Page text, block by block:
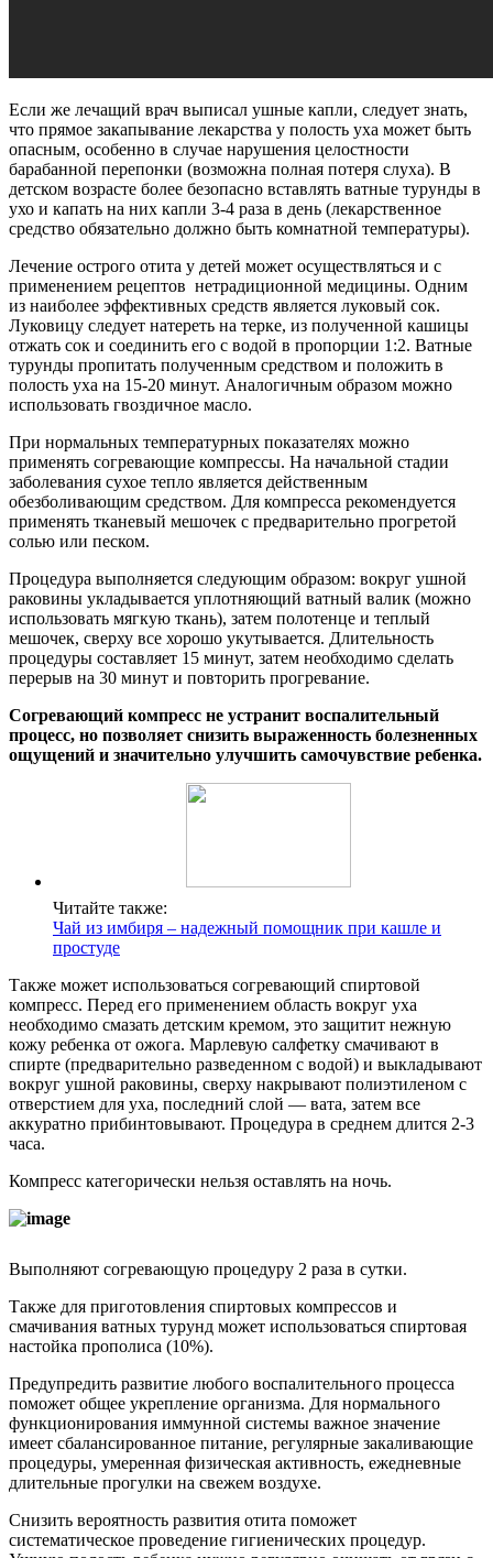
Если же лечащий врач выписал ушные капли, следует знать,
что прямое закапывание лекарства у полость уха может быть
опасным, особенно в случае нарушения целостности
барабанной перепонки (возможна полная потеря слуха). В
детском возрасте более безопасно вставлять ватные турунды в
ухо и капать на них капли 3-4 раза в день (лекарственное
средство обязательно должно быть комнатной температуры).
Лечение острого отита у детей может осуществляться и с
применением рецептов нетрадиционной медицины. Одним
из наиболее эффективных средств является луковый сок.
Луковицу следует натереть на терке, из полученной кашицы
отжать сок и соединить его с водой в пропорции 1:2. Ватные
турунды пропитать полученным средством и положить в
полость уха на 15-20 минут. Аналогичным образом можно
использовать гвоздичное масло.
При нормальных температурных показателях можно
применять согревающие компрессы. На начальной стадии
заболевания сухое тепло является действенным
обезболивающим средством. Для компресса рекомендуется
применять тканевый мешочек с предварительно прогретой
солью или песком.
Процедура выполняется следующим образом: вокруг ушной
раковины укладывается уплотняющий ватный валик (можно
использовать мягкую ткань), затем полотенце и теплый
мешочек, сверху все хорошо укутывается. Длительность
процедуры составляет 15 минут, затем необходимо сделать
перерыв на 30 минут и повторить прогревание.
Согревающий компресс не устранит воспалительный
процесс, но позволяет снизить выраженность болезненных
ощущений и значительно улучшить самочувствие ребенка.
Читайте также:
Чай из имбиря – надежный помощник при кашле и
простуде
Также может использоваться согревающий спиртовой
компресс. Перед его применением область вокруг уха
необходимо смазать детским кремом, это защитит нежную
кожу ребенка от ожога. Марлевую салфетку смачивают в
спирте (предварительно разведенном с водой) и выкладывают
вокруг ушной раковины, сверху накрывают полиэтиленом с
отверстием для уха, последний слой — вата, затем все
аккуратно прибинтовывают. Процедура в среднем длится 2-3
часа.
Компресс категорически нельзя оставлять на ночь.
Выполняют согревающую процедуру 2 раза в сутки.
Также для приготовления спиртовых компрессов и
смачивания ватных турунд может использоваться спиртовая
настойка прополиса (10%).
Предупредить развитие любого воспалительного процесса
поможет общее укрепление организма. Для нормального
функционирования иммунной системы важное значение
имеет сбалансированное питание, регулярные закаливающие
процедуры, умеренная физическая активность, ежедневные
длительные прогулки на свежем воздухе.
Снизить вероятность развития отита поможет
систематическое проведение гигиенических процедур.